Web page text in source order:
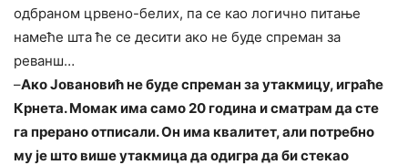
одбраном црвено-белих, па се као логично питање
намеће шта ће се десити ако не буде спреман за
реванш…
–Ако Јовановић не буде спреман за утакмицу, играће
Крнета. Момак има само 20 година и сматрам да сте
га прерано отписали. Он има квалитет, али потребно
му је што више утакмица да одигра да би стекао